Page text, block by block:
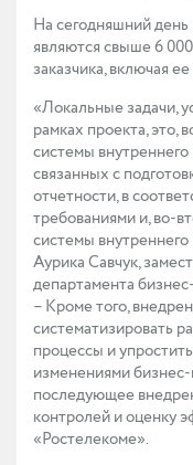
На сегодняшний
являются свыше 6
заказчика, включая
«Локальные задачи,
рамках проекта, это,
системы
связанных с
отчетности, в
требованиями и, во-
системы внутреннего
Аурика Савчук,
департамента
– Кроме того,
систематизировать
процессы и
изменениями бизнес-
последующее
контролей и оценку
«Ростелекоме».